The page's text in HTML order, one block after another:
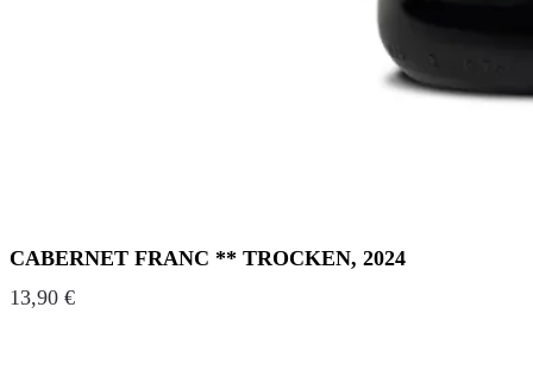
CABERNET FRANC ** TROCKEN, 2024
13,90 €